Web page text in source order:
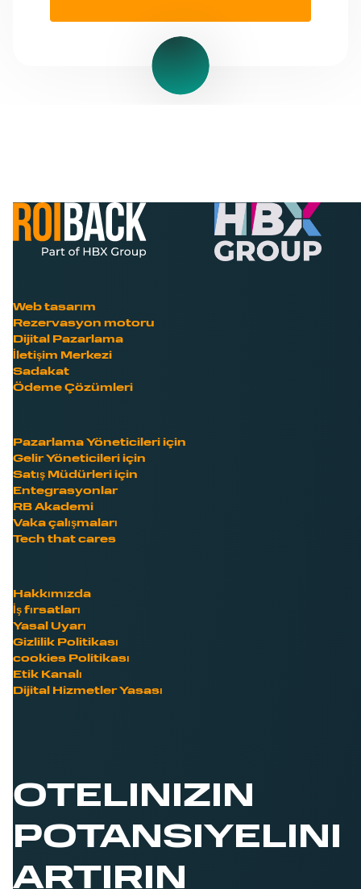
Web tasarım
Rezervasyon motoru
Dijital Pazarlama
İletişim Merkezi
Sadakat
Ödeme Çözümleri
Pazarlama Yöneticileri için
Gelir Yöneticileri için
Satış Müdürleri için
Entegrasyonlar
RB Akademi
Vaka çalışmaları
Tech that cares
Hakkımızda
İş fırsatları
Yasal Uyarı
Gizlilik Politikası
cookies Politikası
Etik Kanalı
Dijital Hizmetler Yasası
OTELINIZIN
POTANSIYELINI
ARTIRIN